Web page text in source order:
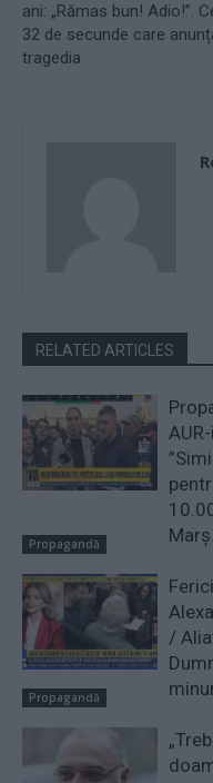
ani: „Rămas bun! Adio!”.
32 de secunde care
tragedia
RELATED ARTICLES
Propagandă
Propagandă
/